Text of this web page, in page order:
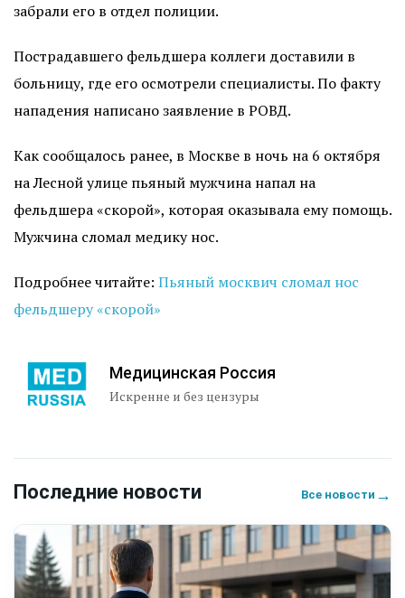
забрали его в отдел полиции.
Пострадавшего фельдшера коллеги доставили в
больницу, где его осмотрели специалисты. По факту
нападения написано заявление в РОВД.
Как сообщалось ранее, в Москве в ночь на 6 октября
на Лесной улице пьяный мужчина напал на
фельдшера «скорой», которая оказывала ему помощь.
Мужчина сломал медику нос.
Подробнее читайте: Пьяный москвич сломал нос
фельдшеру «скорой»
Медицинская Россия
Искренне и без цензуры
Последние новости Все новости →